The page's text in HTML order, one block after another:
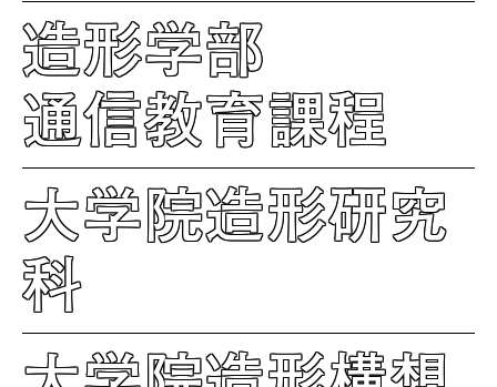
造形学部
通信教育課程
大学院造形研究
科